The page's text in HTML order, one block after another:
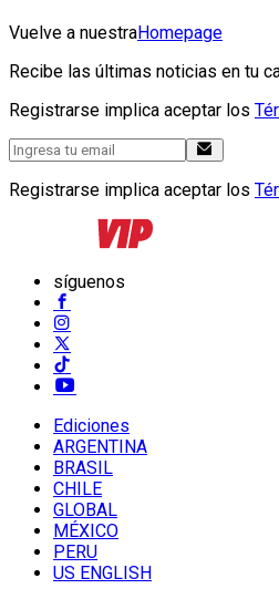
Vuelve a nuestraHomepage
Recibe las últimas noticias en tu
Registrarse implica aceptar los
Registrarse implica aceptar los
síguenos
Ediciones
ARGENTINA
BRASIL
CHILE
GLOBAL
MÉXICO
PERU
US ENGLISH